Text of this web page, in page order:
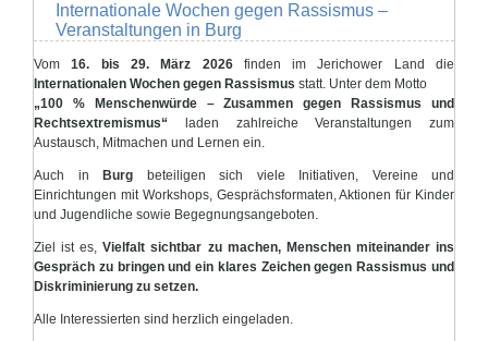
Internationale Wochen gegen Rassismus –
Veranstaltungen in Burg
Vom16. bis 29. März 2026finden im Jerichower Land die
Internationalen Wochen gegen Rassismus statt. Unter dem Motto
„100 % Menschenwürde – Zusammen gegen Rassismus und
Rechtsextremismus“ laden zahlreiche Veranstaltungen zum
Austausch, Mitmachen und Lernen ein.
Auch in Burg beteiligen sich viele Initiativen, Vereine und
Einrichtungen mit Workshops, Gesprächsformaten, Aktionen für Kinder
und Jugendliche sowie Begegnungsangeboten.
Ziel ist es,Vielfalt sichtbar zu machen, Menschen miteinander ins
Gespräch zu bringen und ein klares Zeichen gegen Rassismus und
Diskriminierung zu setzen.
Alle Interessierten sind herzlich eingeladen.